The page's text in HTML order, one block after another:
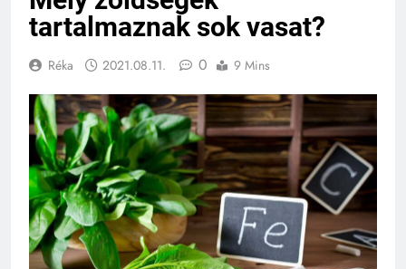
tartalmaznak sok vasat?
Réka 2021.08.11. 0 9 Mins